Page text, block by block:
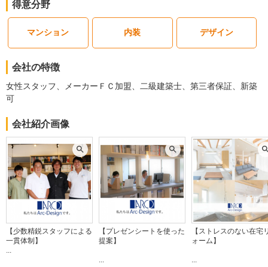
今回はご用命いただき誠にありがとうございました。
建物のタイプ
： 戸建住宅
施工地
：
工事完了日
： 2023年3月18日
※ホームプロ加盟前の成約者にいただいた評価です
5
駐車場にフェンスを作りたくてネット検索をしていた時に、こちら
の会社を見つけました。担当者は打ち合わせの際、事前に約束時間
の確認のために連絡をくださり、言葉遣いや接客の態度も良かった
です。作業開始前は、ご近所に挨拶に回り、内容や日程などを説明
してくださり助かりました。既存のコンクリートを一旦剥がしてか
らの工事だったので、周辺を汚さないよう養生をされ配慮も感じま
いただいたのでイメージがわきやすく参考になりました。実際に作
得意分野
マンション 内装 デザイン
会社の特徴
女性スタッフ、メーカーＦＣ加盟、二級建築士、第三者保証、新築
可
会社紹介画像
【少数精鋭スタッフによる
一貫体制】
【プレゼンシートを使った
提案】
【ストレスのない在宅
ォーム】